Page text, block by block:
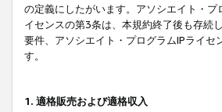
の定義にしたがいます。アソシエイト・
イセンスの第3条は、本規約終了後も存続
要件、アソシエイト・プログラムIPライ
す。
1. 適格販売および適格収入